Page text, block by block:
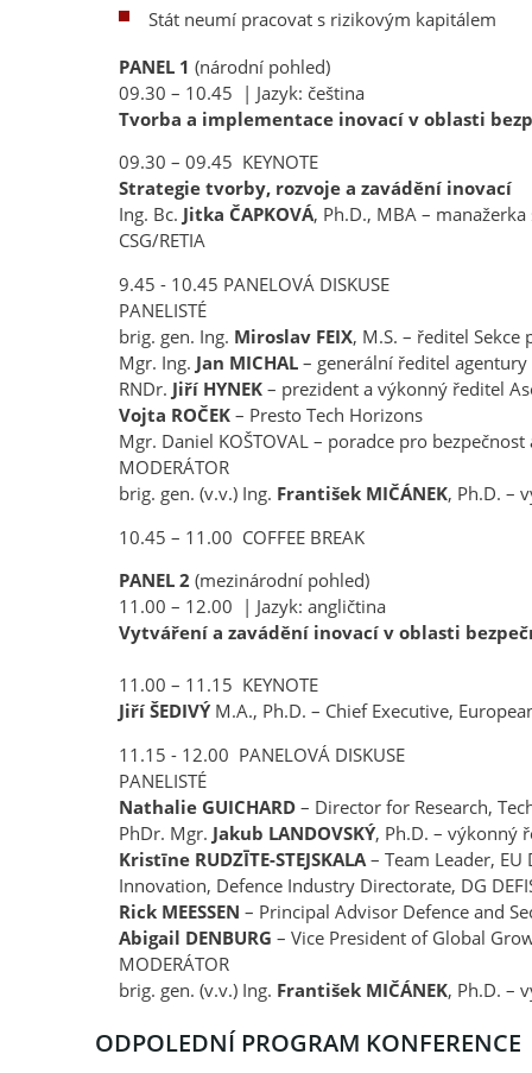
Stát neumí pracovat s rizikovým kapitálem
PANEL 1 (národní pohled)
09.30 – 10.45 | Jazyk: čeština
Tvorba a implementace inovací v oblasti
09.30 – 09.45 KEYNOTE
Strategie tvorby, rozvoje a zavádění inovací
Ing. Bc. Jitka ČAPKOVÁ, Ph.D., MBA –
CSG/RETIA
9.45 - 10.45 PANELOVÁ DISKUSE
PANELISTÉ
brig. gen. Ing. Miroslav FEIX, M.S. – ředitel
Mgr. Ing. Jan MICHAL – generální ředitel agentury
RNDr. Jiří HYNEK – prezident a výkonný ředitel
Vojta ROČEK – Presto Tech Horizons
Mgr. Daniel KOŠTOVAL – poradce pro
MODERÁTOR
brig. gen. (v.v.) Ing. František MIČÁNEK, Ph.D. –
10.45 – 11.00 COFFEE BREAK
PANEL 2 (mezinárodní pohled)
11.00 – 12.00 | Jazyk: angličtina
Vytváření a zavádění inovací v oblasti
11.00 – 11.15 KEYNOTE
Jiří ŠEDIVÝ M.A., Ph.D. – Chief Executive,
11.15 - 12.00 PANELOVÁ DISKUSE
PANELISTÉ
Nathalie GUICHARD – Director for Research,
PhDr. Mgr. Jakub LANDOVSKÝ, Ph.D. – výkonný
Kristīne RUDZĪTE-STEJSKALA – Team Leader,
Innovation, Defence Industry Directorate, DG
Rick MEESSEN – Principal Advisor Defence and
Abigail DENBURG – Vice President of Global
MODERÁTOR
brig. gen. (v.v.) Ing. František MIČÁNEK, Ph.D. –
ODPOLEDNÍ PROGRAM KONFERENCE